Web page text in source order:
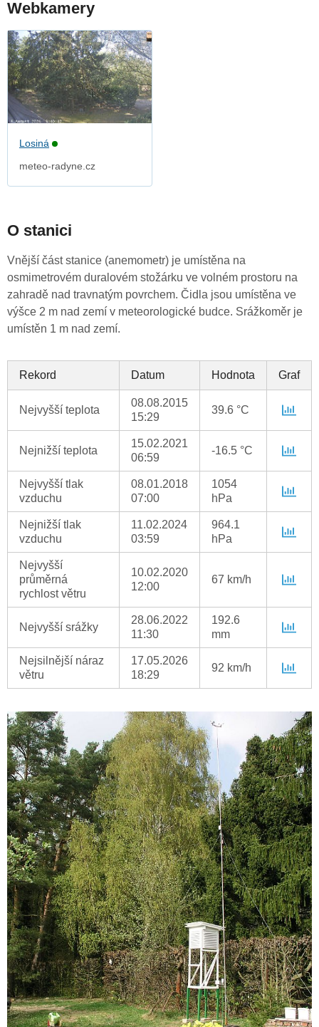
Webkamery
Losiná
meteo-radyne.cz
O stanici
Vnější část stanice (anemometr) je umístěna na
osmimetrovém duralovém stožárku ve volném prostoru na
zahradě nad travnatým povrchem. Čidla jsou umístěna ve
výšce 2 m nad zemí v meteorologické budce. Srážkoměr je
umístěn 1 m nad zemí.
Rekord Datum Hodnota Graf
Nejvyšší teplota
08.08.2015
15:29
39.6 °C
Nejnižší teplota
15.02.2021
06:59
-16.5 °C
Nejvyšší tlak
vzduchu
08.01.2018
07:00
1054
hPa
Nejnižší tlak
vzduchu
11.02.2024
03:59
964.1
hPa
Nejvyšší
průměrná
rychlost větru
10.02.2020
12:00
67 km/h
Nejvyšší srážky
28.06.2022
11:30
192.6
mm
Nejsilnější náraz
větru
17.05.2026
18:29
92 km/h